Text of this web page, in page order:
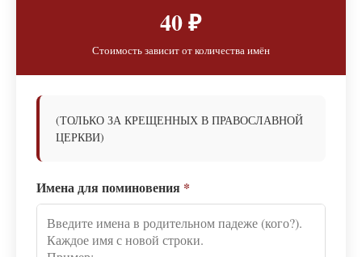
40 ₽
Стоимость зависит от количества имён
(ТОЛЬКО ЗА КРЕЩЕННЫХ В ПРАВОСЛАВНОЙ
ЦЕРКВИ)
Имена для поминовения *